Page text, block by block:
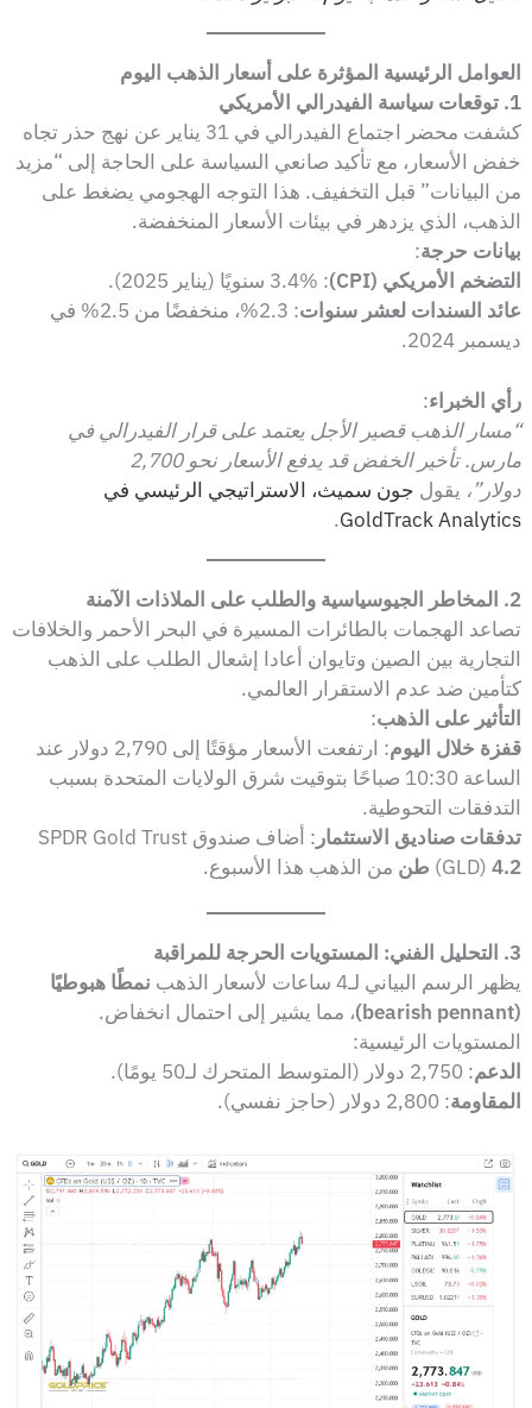
العوامل الرئيسية المؤثرة على أسعار الذهب اليوم
1. توقعات سياسة الفيدرالي الأمريكي
كشفت محضر اجتماع الفيدرالي في 31 يناير عن نهج حذر تجاه
خفض الأسعار، مع تأكيد صانعي السياسة على الحاجة إلى “مزيد
من البيانات” قبل التخفيف. هذا التوجه الهجومي يضغط على
الذهب، الذي يزدهر في بيئات الأسعار المنخفضة.
بيانات حرجة:
التضخم الأمريكي (CPI)
: 3.4% سنويًا (يناير 2025).
عائد السندات لعشر سنوات
: 2.3%، منخفضًا من 2.5% في
ديسمبر 2024.
رأي الخبراء:
“مسار الذهب قصير الأجل يعتمد على قرار الفيدرالي في
مارس. تأخير الخفض قد يدفع الأسعار نحو 2,700
دولار”، يقول جون سميث، الاستراتيجي الرئيسي في
GoldTrack Analytics
.
2. المخاطر الجيوسياسية والطلب على الملاذات الآمنة
تصاعد الهجمات بالطائرات المسيرة في البحر الأحمر والخلافات
التجارية بين الصين وتايوان أعادا إشعال الطلب على الذهب
كتأمين ضد عدم الاستقرار العالمي.
التأثير على الذهب:
قفزة خلال اليوم
: ارتفعت الأسعار مؤقتًا إلى 2,790 دولار عند
الساعة 10:30 صباحًا بتوقيت شرق الولايات المتحدة بسبب
التدفقات التحوطية.
تدفقات صناديق الاستثمار
: أضاف صندوق SPDR Gold Trust
(GLD) 4.2 طن من الذهب هذا الأسبوع.
3. التحليل الفني: المستويات الحرجة للمراقبة
يظهر الرسم البياني لـ4 ساعات لأسعار الذهب
نمطًا هبوطيًا
(bearish pennant)
، مما يشير إلى احتمال انخفاض.
المستويات الرئيسية:
الدعم: 2,750 دولار (المتوسط المتحرك لـ50 يومًا).
المقاومة: 2,800 دولار (حاجز نفسي).